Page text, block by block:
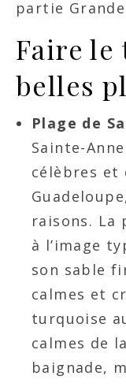
partie
Faire le
belles
Plage de
Sainte-
célèbres et
raisons. La
à l’image
son sable
calmes et
turquoise
calmes de
baignade,